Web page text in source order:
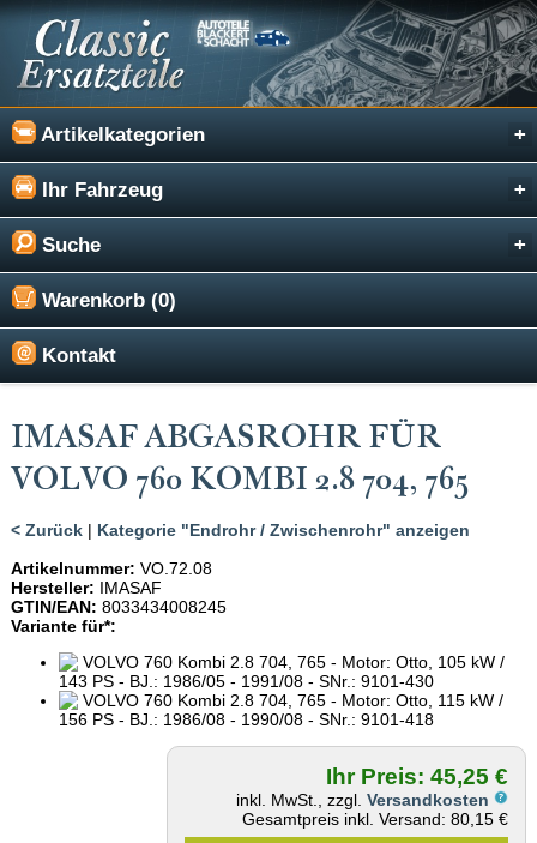
Artikelkategorien
Ihr Fahrzeug
Suche
Warenkorb (0)
Kontakt
IMASAF ABGASROHR FÜR
VOLVO 760 KOMBI 2.8 704, 765
< Zurück| Kategorie "Endrohr / Zwischenrohr" anzeigen
Artikelnummer: VO.72.08
Hersteller: IMASAF
GTIN/EAN: 8033434008245
Variante für*:
VOLVO 760 Kombi 2.8 704, 765 - Motor: Otto, 105 kW /
143 PS - BJ.: 1986/05 - 1991/08 - SNr.: 9101-430
VOLVO 760 Kombi 2.8 704, 765 - Motor: Otto, 115 kW /
156 PS - BJ.: 1986/08 - 1990/08 - SNr.: 9101-418
Ihr Preis: 45,25 €
inkl. MwSt., zzgl.Versandkosten
Gesamtpreis inkl. Versand: 80,15 €